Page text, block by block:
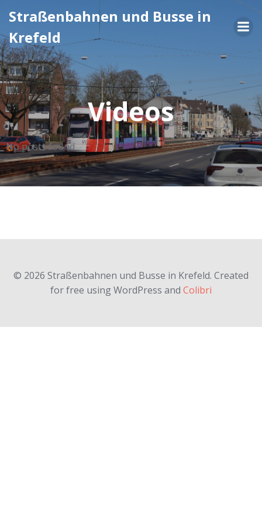
Inhalt
Straßenbahnen und Busse in
Krefeld
Videos
No posts found
© 2026 Straßenbahnen und Busse in Krefeld. Created
for free using WordPress and Colibri